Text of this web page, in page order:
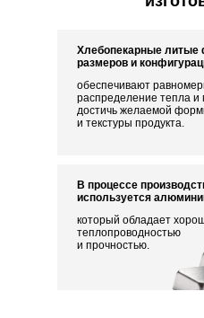
Хлебопекарные
размеров и
обеспечивают
распределение тепла и
достичь желаемой
и текстуры продукта.
В процессе
используется
который обладает
теплопроводностью
и прочностью.